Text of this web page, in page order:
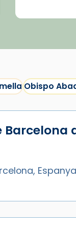
Obispo
Barcelona
Espanya